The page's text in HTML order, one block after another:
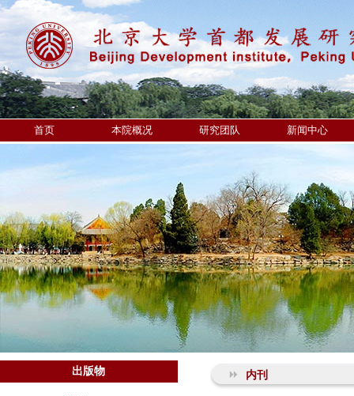
首页 本院概况 研究团队 新闻中心
出版物 内刊